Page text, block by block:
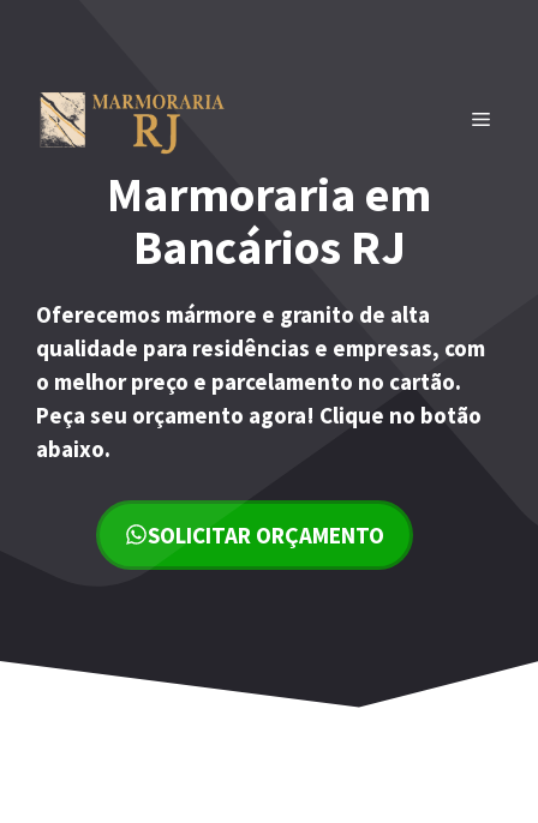
conteúdo
MENU
Marmoraria em
Bancários RJ
Oferecemos mármore e granito de alta
qualidade para residências e empresas, com
o melhor preço e parcelamento no cartão.
Peça seu orçamento agora! Clique no botão
abaixo.
SOLICITAR ORÇAMENTO